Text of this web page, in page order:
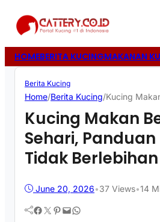
HOMEBERITA KUCINGMAKANAN
Berita Kucing
Home/Berita Kucing/Kucing
Kucing Makan
Sehari,
Tidak Berlebihan
June 20, 2026•37 Views•14
Facebook Twitter Pinterest Mail WhatsApp